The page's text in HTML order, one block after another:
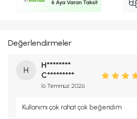
Değerlendirmeler
H
H********
C*********
16 Temmuz 2026
Kullanımı çok rahat çok beğendim